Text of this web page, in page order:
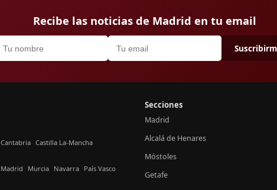
Recibe las noticias de Madrid en tu email
Cantabria Castilla La-Mancha
Madrid Murcia Navarra País Vasco
Secciones
Madrid
Alcalá de Henares
Móstoles
Getafe